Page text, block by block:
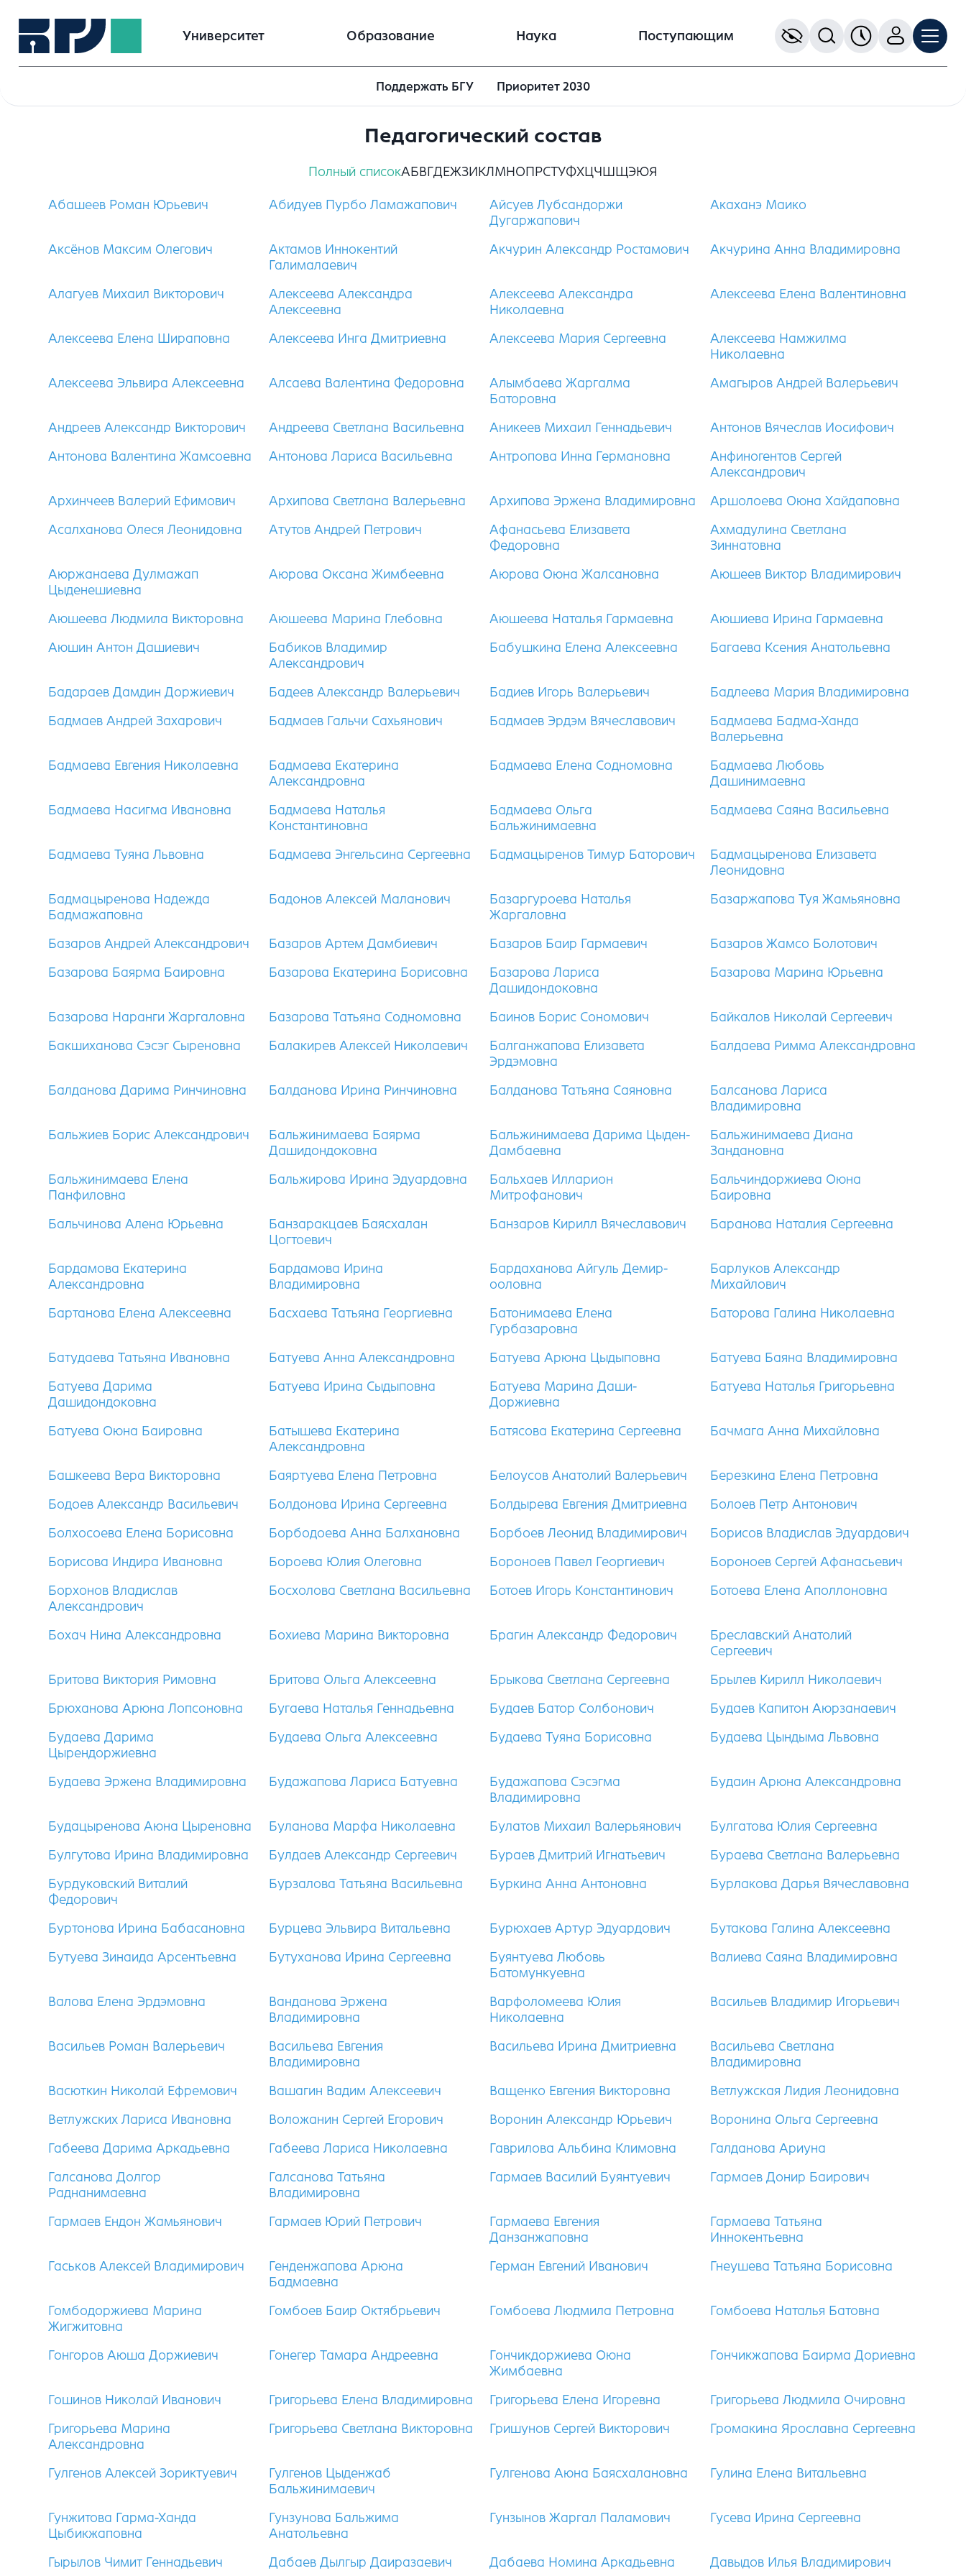
Университет Образование Наука Поступающим
Поддержать БГУ Приоритет 2030
Педагогический состав
Полный списокАБВГДЕЖЗИКЛМНОПРСТУФХЦЧШЩЭЮЯ
Абашеев Роман Юрьевич Абидуев Пурбо Ламажапович
Айсуев Лубсандоржи
Дугаржапович
Акаханэ Маико
Аксёнов Максим Олегович
Актамов Иннокентий
Галималаевич
Акчурин Александр Ростамович Акчурина Анна Владимировна
Алагуев Михаил Викторович
Алексеева Александра
Алексеевна
Алексеева Александра
Николаевна
Алексеева Елена Валентиновна
Алексеева Елена Шираповна Алексеева Инга Дмитриевна Алексеева Мария Сергеевна
Алексеева Намжилма
Николаевна
Алексеева Эльвира Алексеевна
Алсаева Валентина Федоровна
Алымбаева Жаргалма
Баторовна
Амагыров Андрей Валерьевич
Андреев Александр Викторович Андреева Светлана Васильевна Аникеев Михаил Геннадьевич
Антонов Вячеслав Иосифович
Антонова Валентина Жамсоевна
Антонова Лариса Васильевна Антропова Инна Германовна
Анфиногентов Сергей
Александрович
Архинчеев Валерий Ефимович
Архипова Светлана Валерьевна Архипова Эржена Владимировна
Аршолоева Оюна Хайдаповна
Асалханова Олеся Леонидовна
Атутов Андрей Петрович
Афанасьева Елизавета
Федоровна
Ахмадулина Светлана
Зиннатовна
Аюржанаева Дулмажап
Цыденешиевна
Аюрова Оксана Жимбеевна Аюрова Оюна Жалсановна Аюшеев Виктор Владимирович
Аюшеева Людмила Викторовна Аюшеева Марина Глебовна Аюшеева Наталья Гармаевна
Аюшиева Ирина Гармаевна
Аюшин Антон Дашиевич
Бабиков Владимир
Александрович
Бабушкина Елена Алексеевна Багаева Ксения Анатольевна
Бадараев Дамдин Доржиевич Бадеев Александр Валерьевич Бадиев Игорь Валерьевич
Бадлеева Мария Владимировна
Бадмаев Андрей Захарович
Бадмаев Гальчи Сахьянович Бадмаев Эрдэм Вячеславович
Бадмаева Бадма-Ханда
Валерьевна
Бадмаева Евгения Николаевна
Бадмаева Екатерина
Александровна
Бадмаева Елена Содномовна
Бадмаева Любовь
Дашинимаевна
Бадмаева Насигма Ивановна
Бадмаева Наталья
Константиновна
Бадмаева Ольга
Бальжинимаевна
Бадмаева Саяна Васильевна
Бадмаева Туяна Львовна Бадмаева Энгельсина Сергеевна Бадмацыренов Тимур Баторович
Бадмацыренова Елизавета
Леонидовна
Бадмацыренова Надежда
Бадмажаповна
Бадонов Алексей Маланович
Базаргуроева Наталья
Жаргаловна
Базаржапова Туя Жамьяновна
Базаров Андрей Александрович Базаров Артем Дамбиевич Базаров Баир Гармаевич
Базаров Жамсо Болотович
Базарова Баярма Баировна
Базарова Екатерина Борисовна
Базарова Лариса
Дашидондоковна
Базарова Марина Юрьевна
Базарова Наранги Жаргаловна Базарова Татьяна Содномовна Баинов Борис Сономович
Байкалов Николай Сергеевич
Бакшиханова Сэсэг Сыреновна
Балакирев Алексей Николаевич
Балганжапова Елизавета
Эрдэмовна
Балдаева Римма Александровна
Балданова Дарима Ринчиновна Балданова Ирина Ринчиновна Балданова Татьяна Саяновна
Балсанова Лариса
Владимировна
Бальжиев Борис Александрович
Бальжинимаева Баярма
Дашидондоковна
Бальжинимаева Дарима Цыден-
Дамбаевна
Бальжинимаева Диана
Зандановна
Бальжинимаева Елена
Панфиловна
Бальжирова Ирина Эдуардовна
Бальхаев Илларион
Митрофанович
Бальчиндоржиева Оюна
Баировна
Бальчинова Алена Юрьевна
Банзаракцаев Баясхалан
Цогтоевич
Банзаров Кирилл Вячеславович Баранова Наталия Сергеевна
Бардамова Екатерина
Александровна
Бардамова Ирина
Владимировна
Бардаханова Айгуль Демир-
ооловна
Барлуков Александр
Михайлович
Бартанова Елена Алексеевна
Басхаева Татьяна Георгиевна
Батонимаева Елена
Гурбазаровна
Баторова Галина Николаевна
Батудаева Татьяна Ивановна Батуева Анна Александровна Батуева Арюна Цыдыповна
Батуева Баяна Владимировна
Батуева Дарима
Дашидондоковна
Батуева Ирина Сыдыповна
Батуева Марина Даши-
Доржиевна
Батуева Наталья Григорьевна
Батуева Оюна Баировна
Батышева Екатерина
Александровна
Батясова Екатерина Сергеевна Бачмага Анна Михайловна
Башкеева Вера Викторовна Баяртуева Елена Петровна Белоусов Анатолий Валерьевич
Березкина Елена Петровна
Бодоев Александр Васильевич
Болдонова Ирина Сергеевна Болдырева Евгения Дмитриевна
Болоев Петр Антонович
Болхосоева Елена Борисовна
Борбодоева Анна Балхановна Борбоев Леонид Владимирович
Борисов Владислав Эдуардович
Борисова Индира Ивановна
Бороева Юлия Олеговна Бороноев Павел Георгиевич
Бороноев Сергей Афанасьевич
Борхонов Владислав
Александрович
Босхолова Светлана Васильевна Ботоев Игорь Константинович Ботоева Елена Аполлоновна
Бохач Нина Александровна Бохиева Марина Викторовна Брагин Александр Федорович
Бреславский Анатолий
Сергеевич
Бритова Виктория Римовна
Бритова Ольга Алексеевна Брыкова Светлана Сергеевна
Брылев Кирилл Николаевич
Брюханова Арюна Лопсоновна
Бугаева Наталья Геннадьевна Будаев Батор Солбонович
Будаев Капитон Аюрзанаевич
Будаева Дарима
Цырендоржиевна
Будаева Ольга Алексеевна Будаева Туяна Борисовна Будаева Цындыма Львовна
Будаева Эржена Владимировна Будажапова Лариса Батуевна
Будажапова Сэсэгма
Владимировна
Будаин Арюна Александровна
Будацыренова Аюна Цыреновна Буланова Марфа Николаевна Булатов Михаил Валерьянович
Булгатова Юлия Сергеевна
Булгутова Ирина Владимировна
Булдаев Александр Сергеевич Бураев Дмитрий Игнатьевич
Бураева Светлана Валерьевна
Бурдуковский Виталий
Федорович
Бурзалова Татьяна Васильевна Буркина Анна Антоновна Бурлакова Дарья Вячеславовна
Буртонова Ирина Бабасановна Бурцева Эльвира Витальевна Бурюхаев Артур Эдуардович
Бутакова Галина Алексеевна
Бутуева Зинаида Арсентьевна
Бутуханова Ирина Сергеевна
Буянтуева Любовь
Батомункуевна
Валиева Саяна Владимировна
Валова Елена Эрдэмовна
Ванданова Эржена
Владимировна
Варфоломеева Юлия
Николаевна
Васильев Владимир Игорьевич
Васильев Роман Валерьевич
Васильева Евгения
Владимировна
Васильева Ирина Дмитриевна
Васильева Светлана
Владимировна
Васюткин Николай Ефремович
Вашагин Вадим Алексеевич Ващенко Евгения Викторовна
Ветлужская Лидия Леонидовна
Ветлужских Лариса Ивановна
Воложанин Сергей Егорович Воронин Александр Юрьевич
Воронина Ольга Сергеевна
Габеева Дарима Аркадьевна
Габеева Лариса Николаевна Гаврилова Альбина Климовна
Галданова Ариуна
Галсанова Долгор
Раднанимаевна
Галсанова Татьяна
Владимировна
Гармаев Василий Буянтуевич Гармаев Донир Баирович
Гармаев Ендон Жамьянович Гармаев Юрий Петрович
Гармаева Евгения
Данзанжаповна
Гармаева Татьяна
Иннокентьевна
Гаськов Алексей Владимирович
Генденжапова Арюна
Бадмаевна
Герман Евгений Иванович Гнеушева Татьяна Борисовна
Гомбодоржиева Марина
Жигжитовна
Гомбоев Баир Октябрьевич Гомбоева Людмила Петровна Гомбоева Наталья Батовна
Гонгоров Аюша Доржиевич Гонегер Тамара Андреевна
Гончикдоржиева Оюна
Жимбаевна
Гончикжапова Баирма Дориевна
Гошинов Николай Иванович Григорьева Елена Владимировна Григорьева Елена Игоревна
Григорьева Людмила Очировна
Григорьева Марина
Александровна
Григорьева Светлана Викторовна Гришунов Сергей Викторович Громакина Ярославна Сергеевна
Гулгенов Алексей Зориктуевич
Гулгенов Цыденжаб
Бальжинимаевич
Гулгенова Аюна Баясхалановна Гулина Елена Витальевна
Гунжитова Гарма-Ханда
Цыбикжаповна
Гунзунова Бальжима
Анатольевна
Гунзынов Жаргал Паламович Гусева Ирина Сергеевна
Гырылов Чимит Геннадьевич Дабаев Дылгыр Даиразаевич Дабаева Номина Аркадьевна Давыдов Илья Владимирович